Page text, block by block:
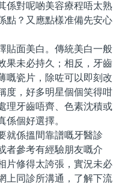
係對呢啲美容療程唔太熟
點？又應點樣准備先安心
面美白。傳統美白一般
果未必持久；相反，牙齒
嘅瓷片，除咗可以即刻改
度，好多明星個個笑得咁
理牙齒唔齊、色素沈積或
係個好選擇。
係搵間靠譜嘅牙醫診
者參考有經驗朋友嘅介
片修得太誇張，實況未必
上同診所溝通，了解下流